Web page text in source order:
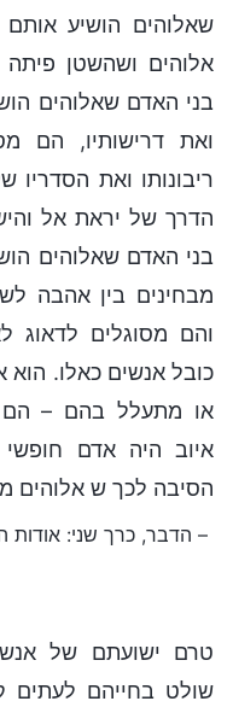
שאלוהים הושיע
אלוהים ושהשטן
בני האדם שאלוהים
ואת דרישותיו, הם
ריבונותו ואת הסדריו
הדרך של יראת אל
בני האדם שאלוהים
מבחינים בין אהבה
והם מסוגלים לדאוג
כובל אנשים כאלו.
או מתעלל בהם – הם
איוב היה אדם
הסיבה לכך ש אלוהים
– הדבר, כרך שני: אודות
טרם ישועתם של
שולט בחייהם לעתים